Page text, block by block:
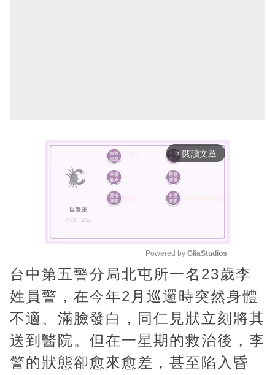
arrow_forward_ios 閱讀文章
M
u
t
e
Powered by GliaStudios
台中第五警分局北屯所一名23歲李
姓員警，在今年2月巡邏時突然身體
不適、滿臉發白，同仁見狀立刻將其
送到醫院。但在一星期的救治後，李
警的狀態卻愈來愈差，甚至陷入昏